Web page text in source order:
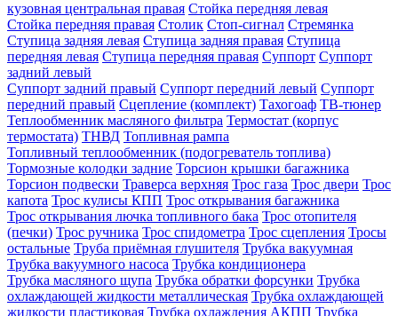
кузовная центральная правая Стойка передняя левая
Стойка передняя правая Столик Стоп-сигнал Стремянка
Ступица задняя левая Ступица задняя правая Ступица
передняя левая Ступица передняя правая Суппорт Суппорт
задний левый
Суппорт задний правый Суппорт передний левый Суппорт
передний правый Сцепление (комплект) Тахогоаф ТВ-тюнер
Теплообменник масляного фильтра Термостат (корпус
термостата) ТНВД Топливная рампа
Топливный теплообменник (подогреватель топлива)
Тормозные колодки задние Торсион крышки багажника
Торсион подвески Траверса верхняя Трос газа Трос двери Трос
капота Трос кулисы КПП Трос открывания багажника
Трос открывания лючка топливного бака Трос отопителя
(печки) Трос ручника Трос спидометра Трос сцепления Тросы
остальные Труба приёмная глушителя Трубка вакуумная
Трубка вакуумного насоса Трубка кондиционера
Трубка масляного щупа Трубка обратки форсунки Трубка
охлаждающей жидкости металлическая Трубка охлаждающей
жидкости пластиковая Трубка охлаждения АКПП Трубка